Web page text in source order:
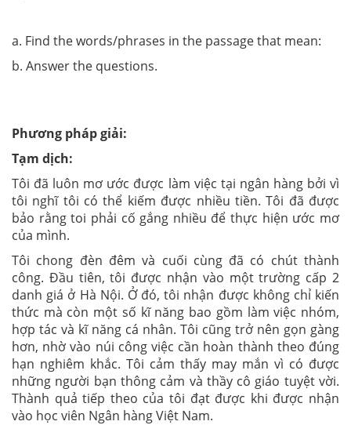
a. Find the words/phrases in the passage that mean:
b. Answer the questions.
Phương pháp giải:
Tạm dịch:
Tôi đã luôn mơ ước được làm việc tại ngân hàng bởi vì
tôi nghĩ tôi có thể kiếm được nhiều tiền. Tôi đã được
bảo rằng toi phải cố gắng nhiều để thực hiện ước mơ
của mình.
Tôi chong đèn đêm và cuối cùng đã có chút thành
công. Đầu tiên, tôi được nhận vào một trường cấp 2
danh giá ở Hà Nội. Ở đó, tôi nhận được không chỉ kiến
thức mà còn một số kĩ năng bao gồm làm việc nhóm,
hợp tác và kĩ năng cá nhân. Tôi cũng trở nên gọn gàng
hơn, nhờ vào núi công việc cần hoàn thành theo đúng
hạn nghiêm khắc. Tôi cảm thấy may mắn vì có được
những người bạn thông cảm và thầy cô giáo tuyệt vời.
Thành quả tiếp theo của tôi đạt được khi được nhận
vào học viên Ngân hàng Việt Nam.